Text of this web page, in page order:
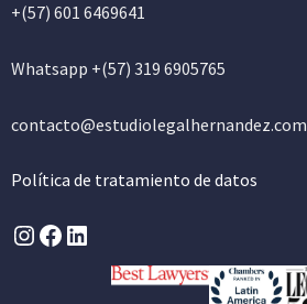
+(57) 601 6469641
Whatsapp +(57) 319 6905765
contacto@estudiolegalhernandez.com
Política de tratamiento de datos